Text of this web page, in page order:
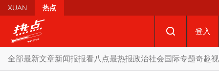
Skip to main content
XUAN 热点
登入
全部最新文章新闻报报看八点最热报政治社会国际专题奇趣